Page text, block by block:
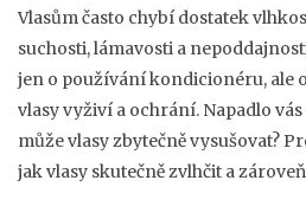
Vlasům často chybí dostatek
suchosti, lámavosti a
jen o používání kondicionéru, ale
vlasy vyživí a ochrání. Napadlo
může vlasy zbytečně vysušovat?
jak vlasy skutečně zvlhčit a